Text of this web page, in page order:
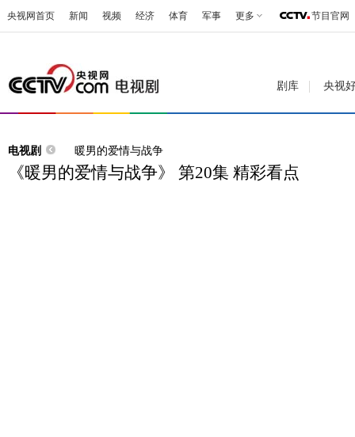
央视网首页 新闻 视频 经济 体育 军事 更多 节目官网
剧库 央视
电视剧 暖男的爱情与战争
《暖男的爱情与战争》 第20集 精彩看点